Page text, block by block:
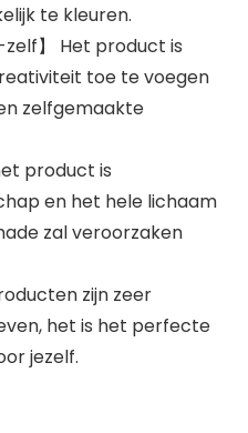
te kleuren.
】 Het product is
toe te voegen
zelfgemaakte
product is
en het hele lichaam
zal veroorzaken
zijn zeer
het is het perfecte
jezelf.